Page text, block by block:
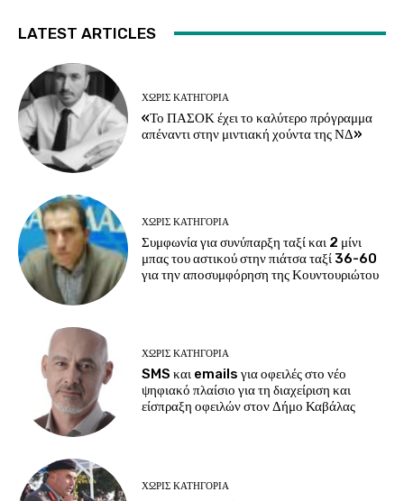
LATEST ARTICLES
ΧΩΡΊΣ ΚΑΤΗΓΟΡΊΑ
«Το ΠΑΣΟΚ έχει το καλύτερο πρόγραμμα
απέναντι στην μιντιακή χούντα της ΝΔ»
ΧΩΡΊΣ ΚΑΤΗΓΟΡΊΑ
Συμφωνία για συνύπαρξη ταξί και 2 μίνι
μπας του αστικού στην πιάτσα ταξί 36-60
για την αποσυμφόρηση της Κουντουριώτου
ΧΩΡΊΣ ΚΑΤΗΓΟΡΊΑ
SMS και emails για οφειλές στο νέο
ψηφιακό πλαίσιο για τη διαχείριση και
είσπραξη οφειλών στον Δήμο Καβάλας
ΧΩΡΊΣ ΚΑΤΗΓΟΡΊΑ